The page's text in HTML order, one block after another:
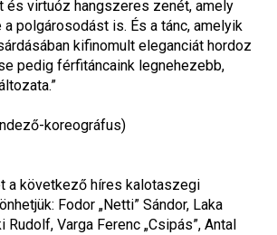
és virtuóz hangszeres zenét, amely
a polgárosodást is. És a tánc, amelyik
kifinomult eleganciát hordoz
pedig férfitáncaink legnehezebb,
koreográfus)
a következő híres kalotaszegi
Fodor „Netti” Sándor, Laka
Rudolf, Varga Ferenc „Csipás”, Antal